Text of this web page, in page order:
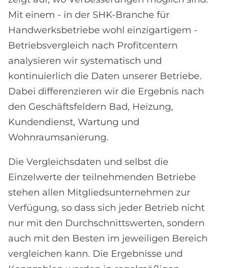
Mit einem - in der SHK-Branche für
Handwerksbetriebe wohl einzigartigem -
Betriebsvergleich nach Profitcentern
analysieren wir systematisch und
kontinuierlich die Daten unserer Betriebe.
Dabei differenzieren wir die Ergebnis nach
den Geschäftsfeldern Bad, Heizung,
Kundendienst, Wartung und
Wohnraumsanierung.
Die Vergleichsdaten und selbst die
Einzelwerte der teilnehmenden Betriebe
stehen allen Mitgliedsunternehmen zur
Verfügung, so dass sich jeder Betrieb nicht
nur mit den Durchschnittswerten, sondern
auch mit den Besten im jeweiligen Bereich
vergleichen kann. Die Ergebnisse und